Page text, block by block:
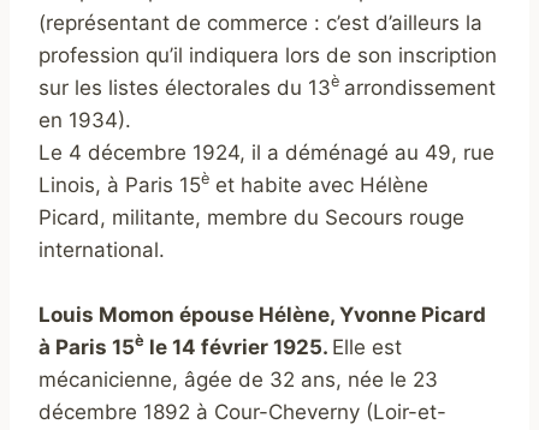
(représentant de commerce : c’est d’ailleurs la
profession qu’il indiquera lors de son inscription
sur les listes électorales du 13è arrondissement
en 1934).
Le 4 décembre 1924, il a déménagé au 49, rue
Linois, à Paris 15è et habite avec Hélène
Picard, militante, membre du Secours rouge
international.
Louis Momon épouse Hélène, Yvonne Picard
à Paris 15è le 14 février 1925. Elle est
mécanicienne, âgée de 32 ans, née le 23
décembre 1892 à Cour-Cheverny (Loir-et-